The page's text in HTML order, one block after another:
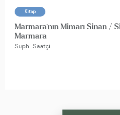
Kitap
Marmara'nın Mimarı Sinan /
Marmara
Suphi Saatçi